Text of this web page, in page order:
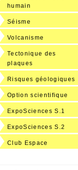
humain
Séisme
Volcanisme
Tectonique des
plaques
Risques géologiques
Option scientifique
ExpoSciences S.1
ExpoSciences S.2
Club Espace